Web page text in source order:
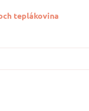
teplákovina